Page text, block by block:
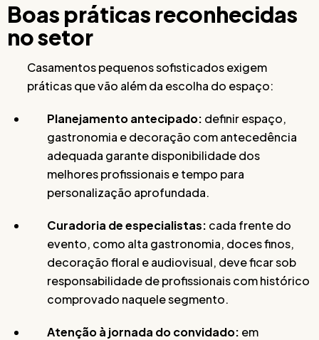
Boas práticas reconhecidas
no setor
Casamentos pequenos sofisticados exigem
práticas que vão além da escolha do espaço:
Planejamento antecipado: definir espaço,
gastronomia e decoração com antecedência
adequada garante disponibilidade dos
melhores profissionais e tempo para
personalização aprofundada.
Curadoria de especialistas: cada frente do
evento, como alta gastronomia, doces finos,
decoração floral e audiovisual, deve ficar sob
responsabilidade de profissionais com histórico
comprovado naquele segmento.
Atenção à jornada do convidado: em